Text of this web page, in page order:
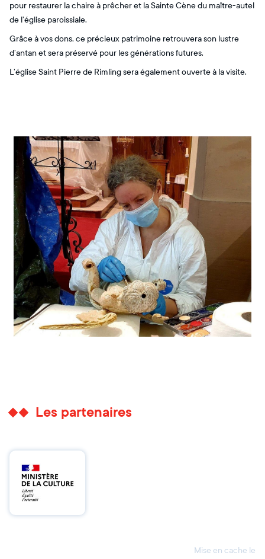
pour restaurer la chaire à prêcher et la Sainte Cène du maître-autel
de l’église paroissiale.
Grâce à vos dons, ce précieux patrimoine retrouvera son lustre
d’antan et sera préservé pour les générations futures.
L’église Saint Pierre de Rimling sera également ouverte à la visite.
Les partenaires
Mise en cache le